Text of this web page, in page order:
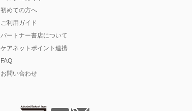
初めての方へ
ご利用ガイド
パートナー書店について
ケアネットポイント連携
FAQ
お問い合わせ